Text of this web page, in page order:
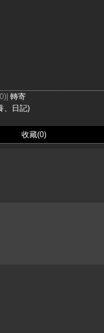
0)| 轉寄
、日記)
收藏(0)